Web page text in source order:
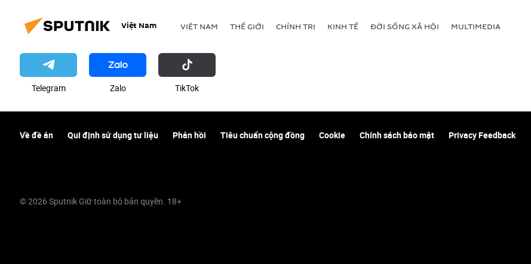
Việt Nam VIỆT NAM THẾ GIỚI CHÍNH TRỊ KINH TẾ ĐỜI SỐNG XÃ HỘI MULTIMEDIA
Telegram Zalo ТikТоk
Về đề án Qui định sử dụng tư liệu Phản hồi Tiêu chuẩn cộng đồng Cookie Chính sách bảo mật Privacy Feedback
© 2026 Sputnik Giữ toàn bộ bản quyền. 18+